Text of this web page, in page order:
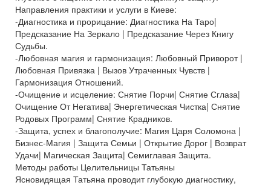
Направления практики и услуги в Киеве:
-Диагностика и прорицание: Диагностика На Таро|
Предсказание На Зеркало | Предсказание Через Книгу
Судьбы.
-Любовная магия и гармонизация: Любовный Приворот |
Любовная Привязка | Вызов Утраченных Чувств |
Гармонизация Отношений.
-Очищение и исцеление: Снятие Порчи| Снятие Сглаза|
Очищение От Негатива| Энергетическая Чистка| Снятие
Родовых Программ| Снятие Крадников.
-Защита, успех и благополучие: Магия Царя Соломона |
Бизнес-Магия | Защита Семьи | Открытие Дорог | Возврат
Удачи| Магическая Защита| Семиглавая Защита.
Методы работы Целительницы Татьяны
Ясновидящая Татьяна проводит глубокую диагностику,